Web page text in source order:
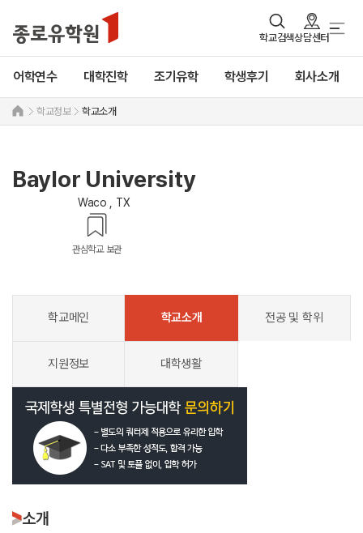
학교검색상담센터
어학연수 대학진학 조기유학 학생후기 회사소개
학교정보 학교소개
Baylor University
Waco , TX
관심학교 보관
학교메인 학교소개 전공 및 학위
지원정보 대학생활
소개